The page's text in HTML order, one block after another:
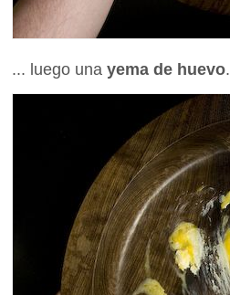
... luego una yema de huevo.